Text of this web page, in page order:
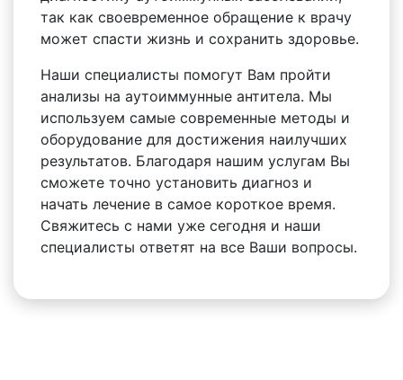
так как своевременное обращение к врачу
может спасти жизнь и сохранить здоровье.
Наши специалисты помогут Вам пройти
анализы на аутоиммунные антитела. Мы
используем самые современные методы и
оборудование для достижения наилучших
результатов. Благодаря нашим услугам Вы
сможете точно установить диагноз и
начать лечение в самое короткое время.
Свяжитесь с нами уже сегодня и наши
специалисты ответят на все Ваши вопросы.